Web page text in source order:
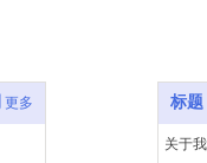
更多 标题
关于